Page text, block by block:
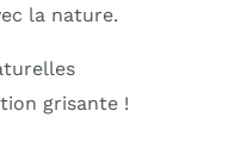
la nature.
grisante !